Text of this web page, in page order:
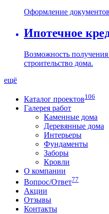
Оформление
Ипотечное
Возможность
строительство дома.
ещё
Каталог проектов106
Галерея работ
Каменные дома
Деревянные дома
Интерьеры
Фундаменты
Заборы
Кровли
О компании
Вопрос/Ответ77
Акции
Отзывы
Контакты